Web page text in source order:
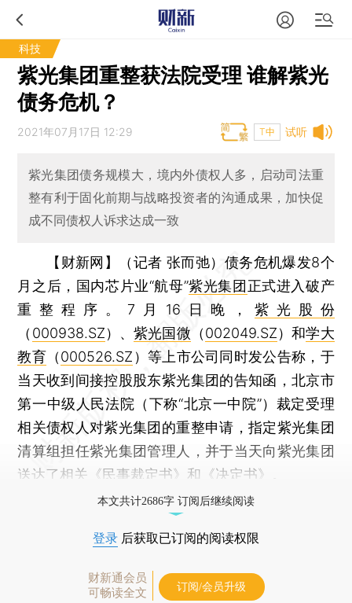
科技
紫光集团重整获法院受理 谁解紫光
债务危机？
试听
2021年07月17日 12:29 T中
紫光集团债务规模大，境内外债权人多，启动司法重
整有利于固化前期与战略投资者的沟通成果，加快促
成不同债权人诉求达成一致
【财新网】（记者 张而弛） 债务危机爆发8个
月之后，国内芯片业“航母”紫光集团 正式进入破产
重整程序。7月16日晚， 紫光股份
（ 000938.SZ）、紫光国微 （002049.SZ）和学大
教育 （000526.SZ ）等上市公司同时发公告称，于
当天收到间接控股股东紫光集团的告知函，北京市
第一中级人民法院（下称“北京一中院”）裁定受理
相关债权人对紫光集团的重整申请，指定紫光集团
清算组担任紫光集团管理人，并于当天向紫光集团
送达了相关《民事裁定书》和《决定书》。
本文共计2686字 订阅后继续阅读
登录 后获取已订阅的阅读权限
财新通会员
可畅读全文
订阅/会员升级